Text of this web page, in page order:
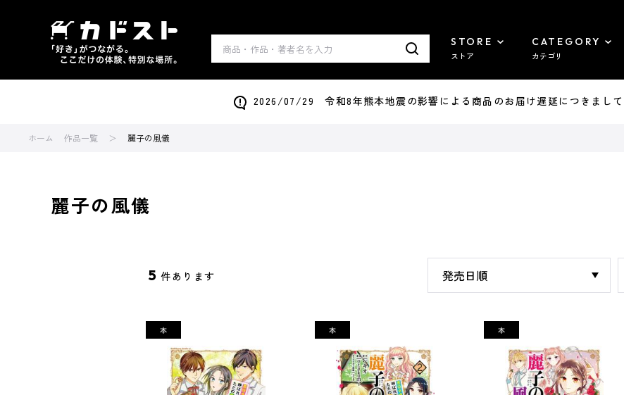
STORE
ストア
CATEGORY
カテゴリ
2026/07/29 令和8年熊本地震の影響による商品のお届け遅延につきまして
ホーム 作品一覧 麗子の風儀
麗子の風儀
5 件あります